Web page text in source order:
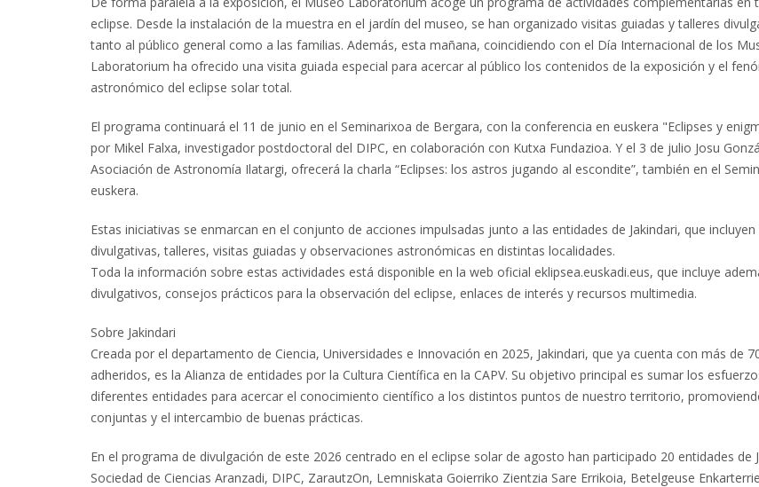
eclipse. Desde la instalación de la muestra en el jardín del museo, se han organizado visitas guiadas y talleres
tanto al público general como a las familias. Además, esta mañana, coincidiendo con el Día Internacional de los
Laboratorium ha ofrecido una visita guiada especial para acercar al público los contenidos de la exposición y el
astronómico del eclipse solar total.
El programa continuará el 11 de junio en el Seminarixoa de Bergara, con la conferencia en euskera "Eclipses y
por Mikel Falxa, investigador postdoctoral del DIPC, en colaboración con Kutxa Fundazioa. Y el 3 de julio Josu
Asociación de Astronomía Ilatargi, ofrecerá la charla “Eclipses: los astros jugando al escondite”, también en el
euskera.
Estas iniciativas se enmarcan en el conjunto de acciones impulsadas junto a las entidades de Jakindari, que
divulgativas, talleres, visitas guiadas y observaciones astronómicas en distintas localidades.
Toda la información sobre estas actividades está disponible en la web oficial eklipsea.euskadi.eus, que incluye
divulgativos, consejos prácticos para la observación del eclipse, enlaces de interés y recursos multimedia.
Sobre Jakindari
Creada por el departamento de Ciencia, Universidades e Innovación en 2025, Jakindari, que ya cuenta con más de
adheridos, es la Alianza de entidades por la Cultura Científica en la CAPV. Su objetivo principal es sumar los
diferentes entidades para acercar el conocimiento científico a los distintos puntos de nuestro territorio,
conjuntas y el intercambio de buenas prácticas.
En el programa de divulgación de este 2026 centrado en el eclipse solar de agosto han participado 20 entidades de
Sociedad de Ciencias Aranzadi, DIPC, ZarautzOn, Lemniskata Goierriko Zientzia Sare Errikoia, Betelgeuse